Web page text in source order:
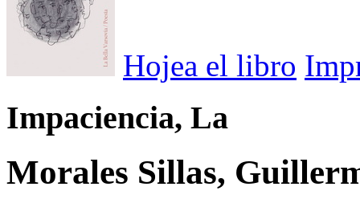
Hojea el libro
Impaciencia, La
Morales Sillas,